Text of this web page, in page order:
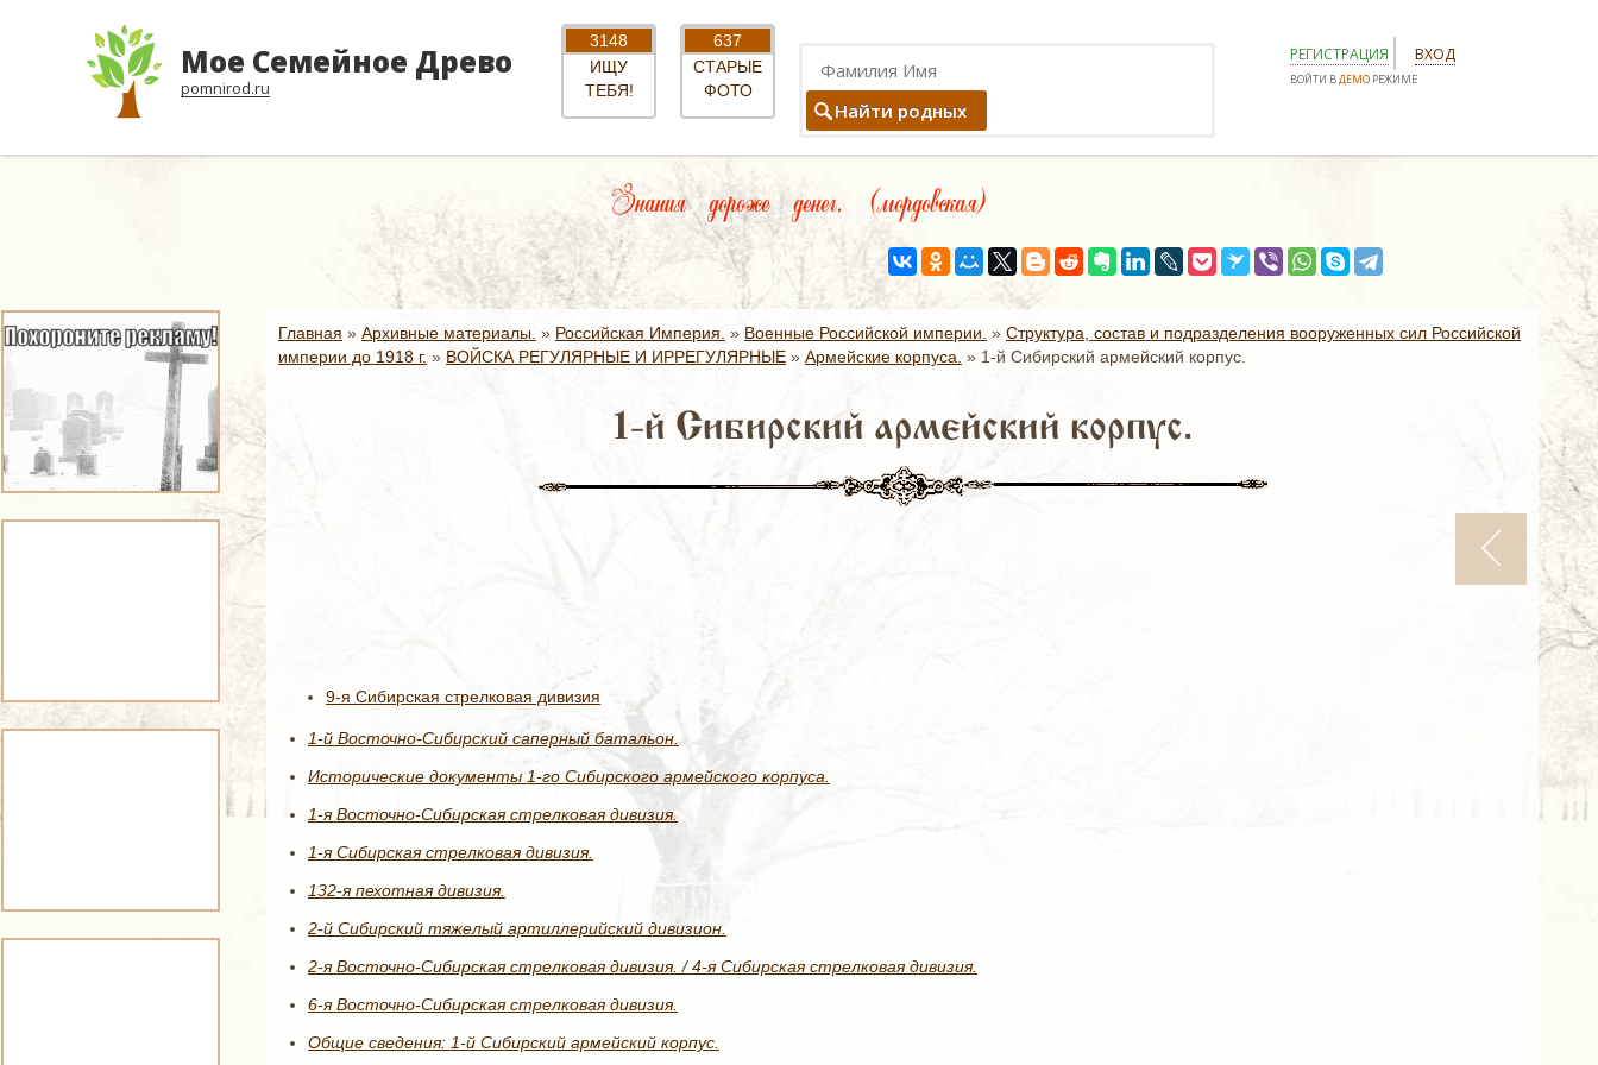
Мое Семейное Древо
pomnirod.ru
3148
ИЩУ
ТЕБЯ!
637
СТАРЫЕ
ФОТО
Найти родных
РЕГИСТРАЦИЯ ВХОД
ВОЙТИ ВДЕМО РЕЖИМЕ
Знания дороже денег. (мордовская)
Главная » Архивные материалы. » Российская Империя. » Военные Российской империи. » Структура, состав и подразделения вооруженных сил Российской
империи до 1918 г. » ВОЙСКА РЕГУЛЯРНЫЕ И ИРРЕГУЛЯРНЫЕ » Армейские корпуса. » 1-й Сибирский армейский корпус.
1-й Сибирский армейский корпус.
9-я Сибирская стрелковая дивизия
1-й Восточно-Сибирский саперный батальон.
Исторические документы 1-го Сибирского армейского корпуса.
1-я Восточно-Сибирская стрелковая дивизия.
1-я Сибирская стрелковая дивизия.
132-я пехотная дивизия.
2-й Сибирский тяжелый артиллерийский дивизион.
2-я Восточно-Сибирская стрелковая дивизия. / 4-я Сибирская стрелковая дивизия.
6-я Восточно-Сибирская стрелковая дивизия.
Общие сведения: 1-й Сибирский армейский корпус.